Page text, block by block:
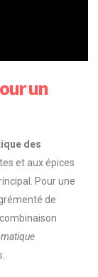
un
des
et aux épices
Pour une
de